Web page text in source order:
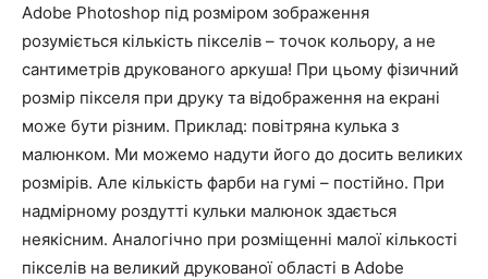
Adobe Photoshop під розміром зображення
розуміється кількість пікселів – точок кольору, а не
сантиметрів друкованого аркуша! При цьому фізичний
розмір пікселя при друку та відображення на екрані
може бути різним. Приклад: повітряна кулька з
малюнком. Ми можемо надути його до досить великих
розмірів. Але кількість фарби на гумі – постійно. При
надмірному роздутті кульки малюнок здається
неякісним. Аналогічно при розміщенні малої кількості
пікселів на великий друкованої області в Adobe